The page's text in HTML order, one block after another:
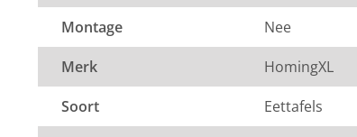
Montage
Nee
Merk
HomingXL
Soort
Eettafels